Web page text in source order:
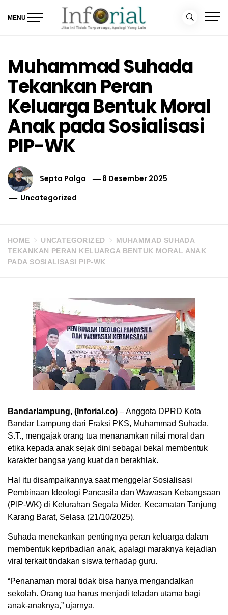
MENU
Muhammad Suhada
Tekankan Peran
Keluarga Bentuk Moral
Anak pada Sosialisasi
PIP-WK
Septa Palga
8 Desember 2025
Uncategorized
HOME UNCATEGORIZED
MUHAMMAD SUHADA
TEKANKAN PERAN KELUARGA BENTUK MORAL ANAK
PADA SOSIALISASI PIP-WK
Bandarlampung, (Inforial.co) – Anggota DPRD Kota
Bandar Lampung dari Fraksi PKS, Muhammad Suhada,
S.T., mengajak orang tua menanamkan nilai moral dan
etika kepada anak sejak dini sebagai bekal membentuk
karakter bangsa yang kuat dan berakhlak.
Hal itu disampaikannya saat menggelar Sosialisasi
Pembinaan Ideologi Pancasila dan Wawasan Kebangsaan
(PIP-WK) di Kelurahan Segala Mider, Kecamatan Tanjung
Karang Barat, Selasa (21/10/2025).
Suhada menekankan pentingnya peran keluarga dalam
membentuk kepribadian anak, apalagi maraknya kejadian
viral terkait tindakan siswa terhadap guru.
“Penanaman moral tidak bisa hanya mengandalkan
sekolah. Orang tua harus menjadi teladan utama bagi
anak-anaknya,” ujarnya.